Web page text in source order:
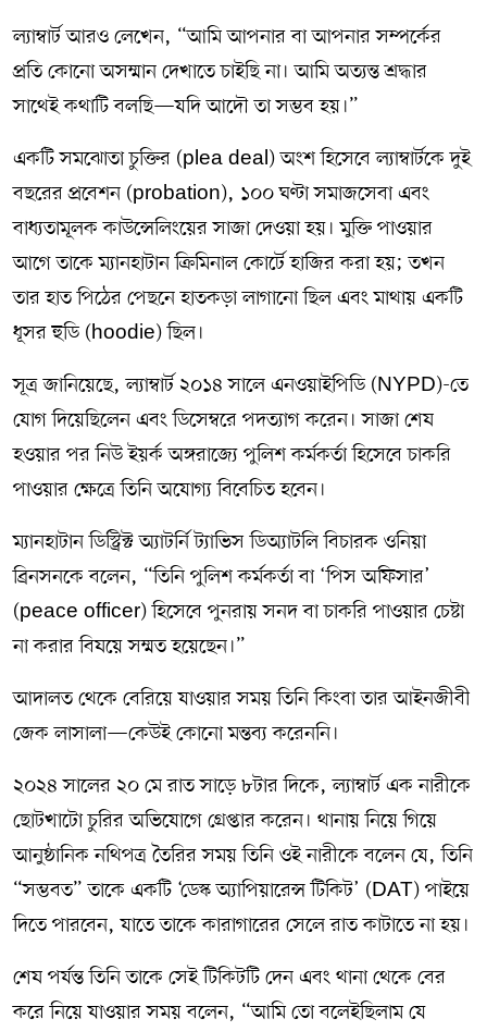
ল্যাম্বার্ট আরও লেখেন, “আমি আপনার বা আপনার সম্পর্কের
প্রতি কোনো অসম্মান দেখাতে চাইছি না। আমি অত্যন্ত শ্রদ্ধার
সাথেই কথাটি বলছি—যদি আদৌ তা সম্ভব হয়।”
একটি সমঝোতা চুক্তির (plea deal) অংশ হিসেবে ল্যাম্বার্টকে দুই
বছরের প্রবেশন (probation), ১০০ ঘণ্টা সমাজসেবা এবং
বাধ্যতামূলক কাউন্সেলিংয়ের সাজা দেওয়া হয়। মুক্তি পাওয়ার
আগে তাকে ম্যানহাটান ক্রিমিনাল কোর্টে হাজির করা হয়; তখন
তার হাত পিঠের পেছনে হাতকড়া লাগানো ছিল এবং মাথায় একটি
ধূসর হুডি (hoodie) ছিল।
সূত্র জানিয়েছে, ল্যাম্বার্ট ২০১৪ সালে এনওয়াইপিডি (NYPD)-তে
যোগ দিয়েছিলেন এবং ডিসেম্বরে পদত্যাগ করেন। সাজা শেষ
হওয়ার পর নিউ ইয়র্ক অঙ্গরাজ্যে পুলিশ কর্মকর্তা হিসেবে চাকরি
পাওয়ার ক্ষেত্রে তিনি অযোগ্য বিবেচিত হবেন।
ম্যানহাটান ডিস্ট্রিক্ট অ্যাটর্নি ট্যাভিস ডিঅ্যাটলি বিচারক ওনিয়া
ব্রিনসনকে বলেন, “তিনি পুলিশ কর্মকর্তা বা ‘পিস অফিসার’
(peace officer) হিসেবে পুনরায় সনদ বা চাকরি পাওয়ার চেষ্টা
না করার বিষয়ে সম্মত হয়েছেন।”
আদালত থেকে বেরিয়ে যাওয়ার সময় তিনি কিংবা তার আইনজীবী
জেক লাসালা—কেউই কোনো মন্তব্য করেননি।
২০২৪ সালের ২০ মে রাত সাড়ে ৮টার দিকে, ল্যাম্বার্ট এক নারীকে
ছোটখাটো চুরির অভিযোগে গ্রেপ্তার করেন। থানায় নিয়ে গিয়ে
আনুষ্ঠানিক নথিপত্র তৈরির সময় তিনি ওই নারীকে বলেন যে, তিনি
“সম্ভবত” তাকে একটি ‘ডেস্ক অ্যাপিয়ারেন্স টিকিট’ (DAT) পাইয়ে
দিতে পারবেন, যাতে তাকে কারাগারের সেলে রাত কাটাতে না হয়।
শেষ পর্যন্ত তিনি তাকে সেই টিকিটটি দেন এবং থানা থেকে বের
করে নিয়ে যাওয়ার সময় বলেন, “আমি তো বলেইছিলাম যে